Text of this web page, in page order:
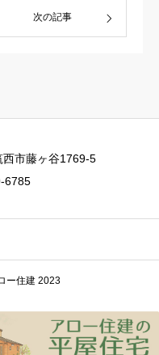
次の記事
市藤ヶ谷1769-5
6785
ー住建 2023